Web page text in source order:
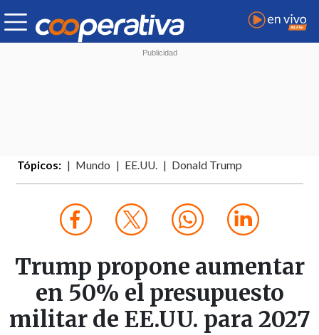
Tópicos: Mundo EE.UU. Donald Trump
Trump propone aumentar
en 50% el presupuesto
militar de EE.UU. para 2027